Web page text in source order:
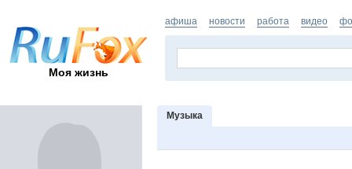
Моя жизнь
афиша новости работа видео
Музыка